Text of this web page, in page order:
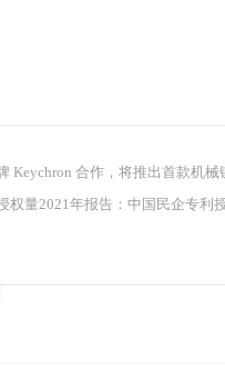
Keychron 合作，将推出首款机械
2021年报告：中国民企专利授权量华为第一